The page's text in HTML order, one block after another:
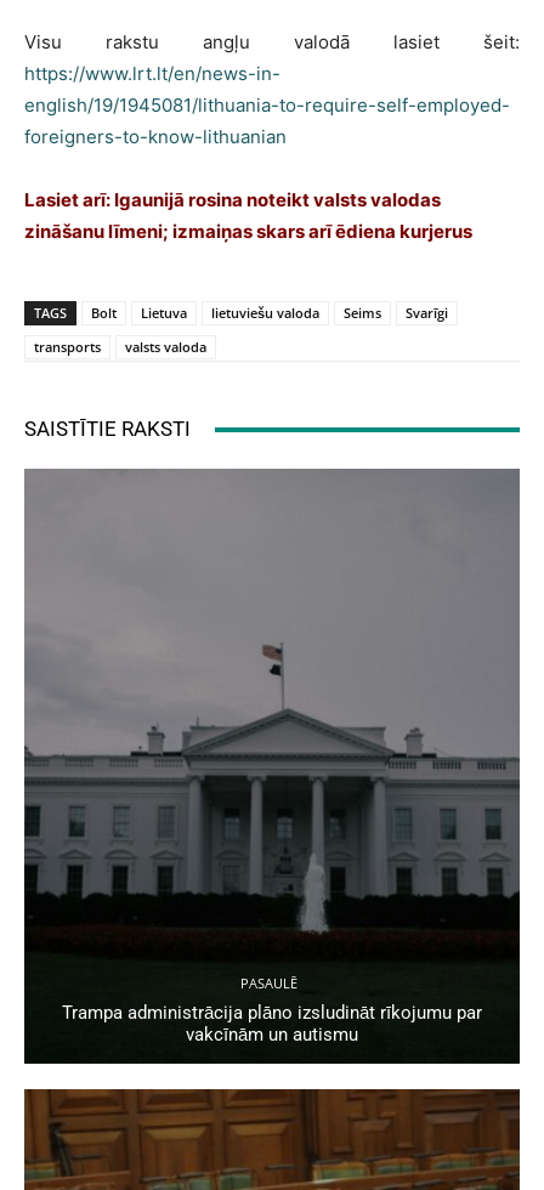
Visu rakstu angļu valodā lasiet šeit:
https://www.lrt.lt/en/news-in-
english/19/1945081/lithuania-to-require-self-employed-
foreigners-to-know-lithuanian
Lasiet arī: Igaunijā rosina noteikt valsts valodas
zināšanu līmeni; izmaiņas skars arī ēdiena kurjerus
TAGS Bolt Lietuva lietuviešu valoda Seims
Svarīgi
transports
valsts valoda
SAISTĪTIE RAKSTI
PASAULĒ
Trampa administrācija plāno izsludināt rīkojumu par
vakcīnām un autismu